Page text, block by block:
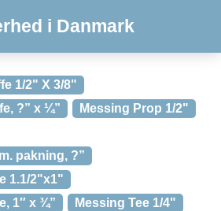
i Danmark
1/2" X 3/8"
?” x ¼”
Messing Prop 1/2"
pakning, ?”
1.1/2"x1"
1″ x ¾”
Messing Tee 1/4"